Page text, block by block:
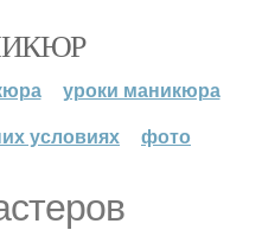
уроки маникюра
условиях
фото